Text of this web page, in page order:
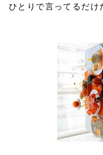
ひとりで言ってるだけ